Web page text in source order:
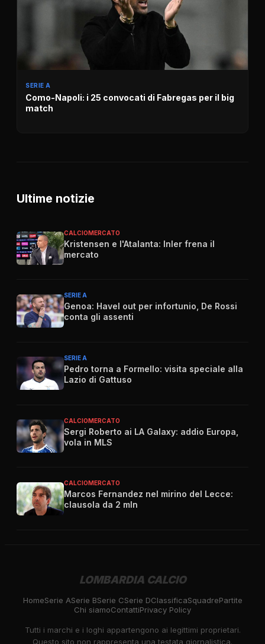
SERIE A
Como-Napoli: i 25 convocati di Fabregas per il big
match
Ultime notizie
CALCIOMERCATO
Kristensen e l'Atalanta: Inler frena il
mercato
SERIE A
Genoa: Havel out per infortunio, De Rossi
conta gli assenti
SERIE A
Pedro torna a Formello: visita speciale alla
Lazio di Gattuso
CALCIOMERCATO
Sergi Roberto ai LA Galaxy: addio Europa,
vola in MLS
CALCIOMERCATO
Marcos Fernandez nel mirino del Lecce:
clausola da 2 mln
LOMBARDIA CALCIO
HomeSerie ASerie BSerie CSerie DClassificaSquadrePartite
Chi siamoContattiPrivacy Policy
Tutti i marchi e i loghi appartengono ai legittimi proprietari.
Questo sito non rappresenta una testata giornalistica.